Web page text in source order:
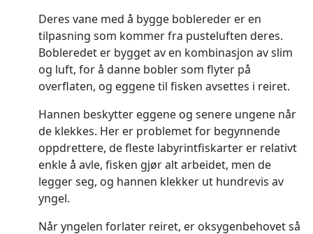
Deres vane med å bygge boblereder er en
tilpasning som kommer fra pusteluften deres.
Bobleredet er bygget av en kombinasjon av slim
og luft, for å danne bobler som flyter på
overflaten, og eggene til fisken avsettes i reiret.
Hannen beskytter eggene og senere ungene når
de klekkes. Her er problemet for begynnende
oppdrettere, de fleste labyrintfiskarter er relativt
enkle å avle, fisken gjør alt arbeidet, men de
legger seg, og hannen klekker ut hundrevis av
yngel.
Når yngelen forlater reiret, er oksygenbehovet så